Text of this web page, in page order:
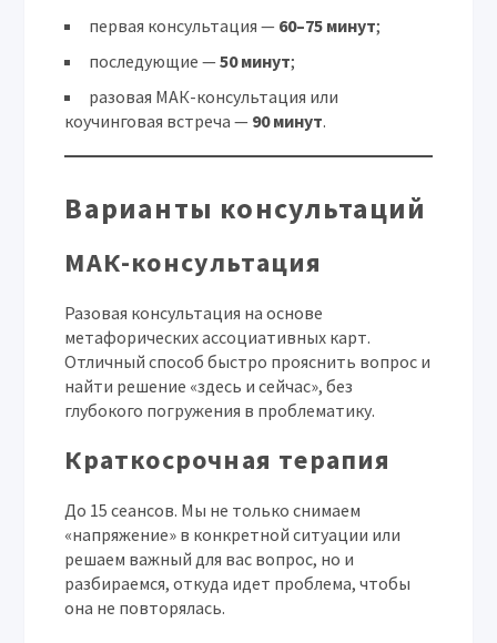
первая консультация — 60–75 минут;
последующие —50 минут;
разовая МАК-консультация или
коучинговая встреча — 90 минут.
Варианты консультаций
МАК-консультация
Разовая консультация на основе
метафорических ассоциативных карт.
Отличный способ быстро прояснить вопрос и
найти решение «здесь и сейчас», без
глубокого погружения в проблематику.
Краткосрочная терапия
До 15 сеансов. Мы не только снимаем
«напряжение» в конкретной ситуации или
решаем важный для вас вопрос, но и
разбираемся, откуда идет проблема, чтобы
она не повторялась.